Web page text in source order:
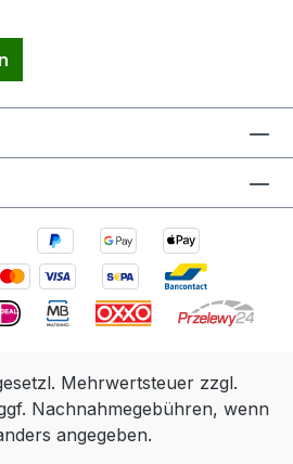
Mehrwertsteuer zzgl.
Nachnahmegebühren, wenn
angegeben.